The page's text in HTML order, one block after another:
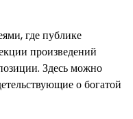
где публике
произведений
Здесь можно
о богатой